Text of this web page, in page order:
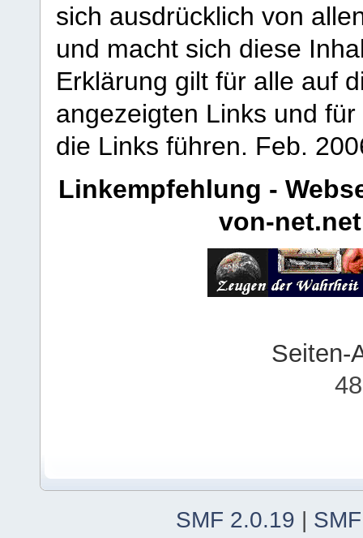
sich ausdrücklich von
und macht sich diese
Erklärung gilt für alle auf
angezeigten Links und
die Links führen. Feb.
Linkempfehlung -
von-net.net
Seiten-
SMF 2.0.19